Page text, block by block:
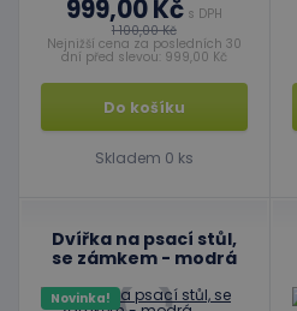
999,00 Kčs DPH
1 100,00 Kč
Nejnižší cena za posledních 30
dní před slevou: 999,00 Kč
Do košíku
Skladem 0 ks
Dvířka na psací stůl,
se zámkem - modrá
Novinka!